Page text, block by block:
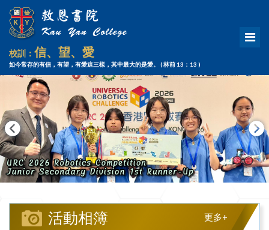
校訓：信、望、愛
如今常存的有信，有望，有愛這三樣，其中最大的是愛。 ( 林前 13：13 )
活動相簿 更多+